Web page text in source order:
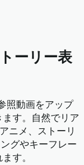
ーリー表
照動画をアップ
す。自然でリア
ニメ、ストーリ
グやキーフレー
す。